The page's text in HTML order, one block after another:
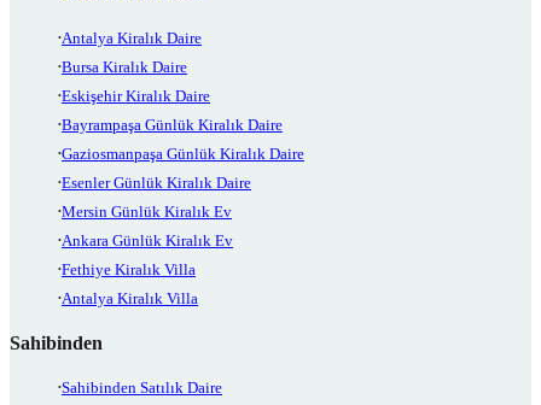
Antalya Kiralık Daire
Bursa Kiralık Daire
Eskişehir Kiralık Daire
Bayrampaşa Günlük Kiralık Daire
Gaziosmanpaşa Günlük Kiralık Daire
Esenler Günlük Kiralık Daire
Mersin Günlük Kiralık Ev
Ankara Günlük Kiralık Ev
Fethiye Kiralık Villa
Antalya Kiralık Villa
Sahibinden
Sahibinden Satılık Daire